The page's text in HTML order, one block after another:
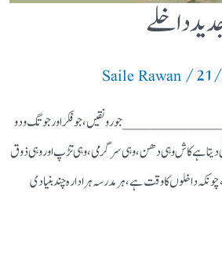
داخلے
Saile Rawan /
جو رونقیں، جو فکر اور جو تگ و دو
ہے کاش وہی دھن، وہی سرگرمی، وہی تڑپ اور وہی ذوق
داخلوں کا وقت ہے، ہر مدرسہ ہر ادارہ چند بنیادی